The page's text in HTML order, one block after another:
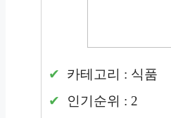
카테고리 : 식품
인기순위 : 2